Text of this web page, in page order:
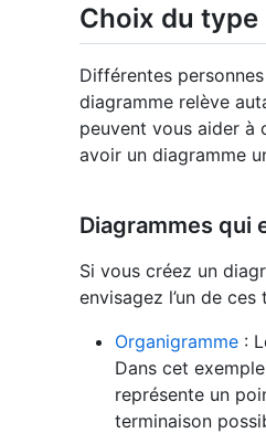
Choix du
Différentes
diagramme relève
peuvent vous aider à
avoir un diagramme
Diagrammes qui
Si vous créez un
envisagez l’un de
Organigramme :
Dans cet
représente un
terminaison